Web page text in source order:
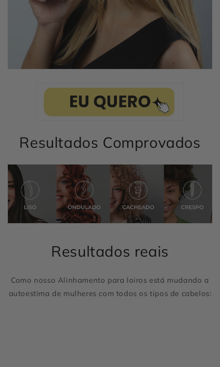
Resultados Comprovados
Resultados reais
Como nosso Alinhamento para loiros está mudando a
autoestima de mulheres com todos os tipos de cabelos: